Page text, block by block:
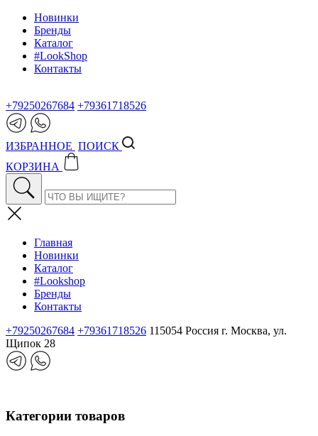
Новинки
Бренды
Каталог
#LookShop
Контакты
+79250267684 +79361718526
ИЗБРАННОЕ ПОИСК
КОРЗИНА
Главная
Новинки
Каталог
#Lookshop
Бренды
Контакты
+79250267684 +79361718526 115054 Россия г. Москва, ул.
Щипок 28
Категории товаров